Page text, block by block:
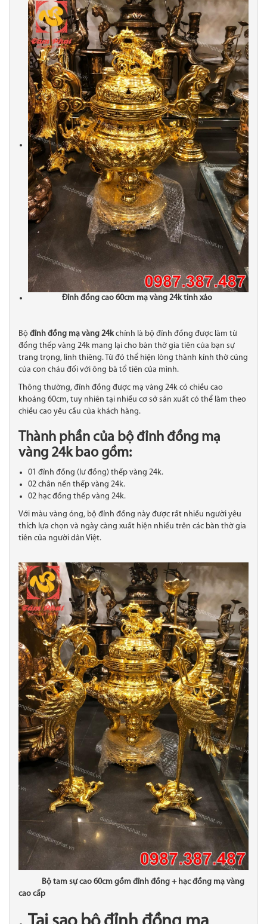
Đỉnh đồng cao 60cm mạ vàng 24k tinh xảo
Bộ đỉnh đồng mạ vàng 24kchính là bộ đỉnh đồng được làm từ
đồng thếp vàng 24k mang lại cho bàn thờ gia tiên của bạn sự
trang trọng, linh thiêng. Từ đó thể hiện lòng thành kính thờ cúng
của con cháu đối với ông bà tổ tiên của mình.
Thông thường, đỉnh đồng được mạ vàng 24k có chiều cao
khoảng 60cm, tuy nhiên tại nhiều cơ sở sản xuất có thể làm theo
chiều cao yêu cầu của khách hàng.
Thành phần của bộ đỉnh đồng mạ
vàng 24k bao gồm:
01 đỉnh đồng (lư đồng) thếp vàng 24k.
02 chân nến thếp vàng 24k.
02 hạc đồng thếp vàng 24k.
Với màu vàng óng, bộ đỉnh đồng này được rất nhiều người yêu
thích lựa chọn và ngày càng xuất hiện nhiều trên các bàn thờ gia
tiên của người dân Việt.
Bộ tam sự cao 60cm gồm đỉnh đồng + hạc đồng mạ vàng
cao cấp